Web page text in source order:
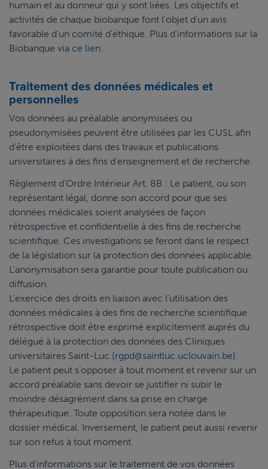
humain et au donneur qui y sont liées. Les objectifs et
activités de chaque biobanque font l'objet d'un avis
favorable d'un comité d'éthique. Plus d'informations sur la
Biobanque via ce lien.
Traitement des données médicales et
personnelles
Vos données au préalable anonymisées ou
pseudonymisées peuvent être utilisées par les CUSL afin
d’être exploitées dans des travaux et publications
universitaires à des fins d’enseignement et de recherche.
Règlement d'Ordre Intérieur Art. 8B : Le patient, ou son
représentant légal, donne son accord pour que ses
données médicales soient analysées de façon
rétrospective et confidentielle à des fins de recherche
scientifique. Ces investigations se feront dans le respect
de la législation sur la protection des données applicable.
L’anonymisation sera garantie pour toute publication ou
diffusion.
L’exercice des droits en liaison avec l’utilisation des
données médicales à des fins de recherche scientifique
rétrospective doit être exprimé explicitement auprès du
délégué à la protection des données des Cliniques
universitaires Saint-Luc (rgpd@saintluc.uclouvain.be).
Le patient peut s’opposer à tout moment et revenir sur un
accord préalable sans devoir se justifier ni subir le
moindre désagrément dans sa prise en charge
thérapeutique. Toute opposition sera notée dans le
dossier médical. Inversement, le patient peut aussi revenir
sur son refus à tout moment.
Plus d'informations sur le traitement de vos données